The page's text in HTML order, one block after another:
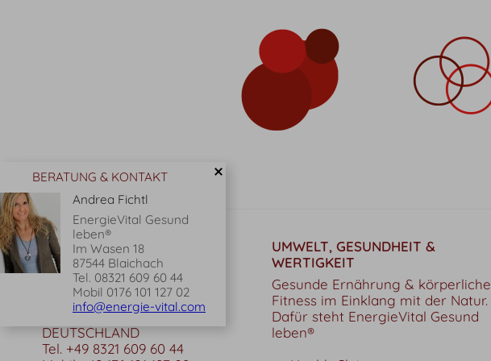
BERATUNG & KONTAKT
Andrea Fichtl
EnergieVital Gesund
leben®
Im Wasen 18
87544 Blaichach
Tel. 08321 609 60 44
Mobil 0176 101 127 02
info@energie-vital.com
KONTAKT
Andrea Fichtl
EnergieVital Gesund leben®
Im Wasen 18
87544 Blaichach / Bihlerdorf
DEUTSCHLAND
Tel. +49 8321 609 60 44
UMWELT, GESUNDHEIT &
WERTIGKEIT
Gesunde Ernährung & körperliche
Fitness im Einklang mit der Natur.
Dafür steht EnergieVital Gesund
leben®